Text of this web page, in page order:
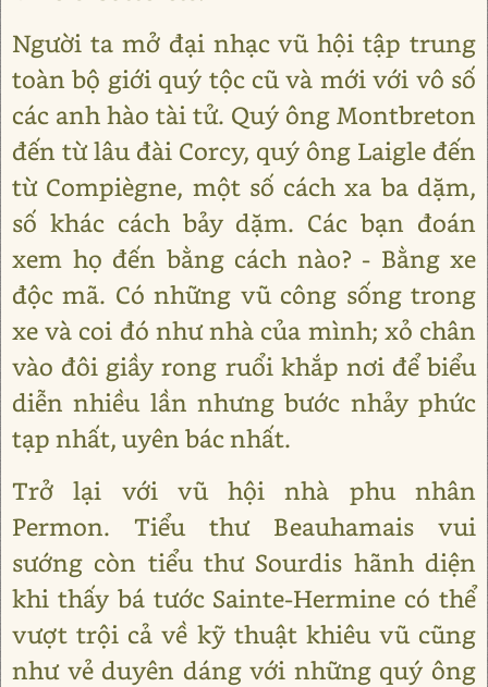
Người ta mở đại nhạc vũ hội tập trung
toàn bộ giới quý tộc cũ và mới với vô số
các anh hào tài tử. Quý ông Montbreton
đến từ lâu đài Corcy, quý ông Laigle đến
từ Compiègne, một số cách xa ba dặm,
số khác cách bảy dặm. Các bạn đoán
xem họ đến bằng cách nào? - Bằng xe
độc mã. Có những vũ công sống trong
xe và coi đó như nhà của mình; xỏ chân
vào đôi giầy rong ruổi khắp nơi để biểu
diễn nhiều lần nhưng bước nhảy phức
tạp nhất, uyên bác nhất.
Trở lại với vũ hội nhà phu nhân
Permon. Tiểu thư Beauhamais vui
sướng còn tiểu thư Sourdis hãnh diện
khi thấy bá tước Sainte-Hermine có thể
vượt trội cả về kỹ thuật khiêu vũ cũng
như vẻ duyên dáng với những quý ông